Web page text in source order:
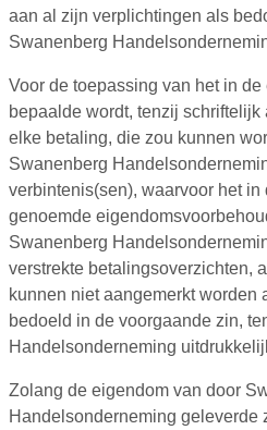
aan al zijn verplichtingen als
Swanenberg
Voor de toepassing van het in
bepaalde wordt, tenzij
elke betaling, die zou kunnen
Swanenberg
verbintenis(sen), waarvoor het
genoemde
Swanenberg
verstrekte betalingsoverzichten,
kunnen niet aangemerkt worden
bedoeld in de voorgaande zin,
Handelsonderneming
Zolang de eigendom van door
Handelsonderneming geleverde